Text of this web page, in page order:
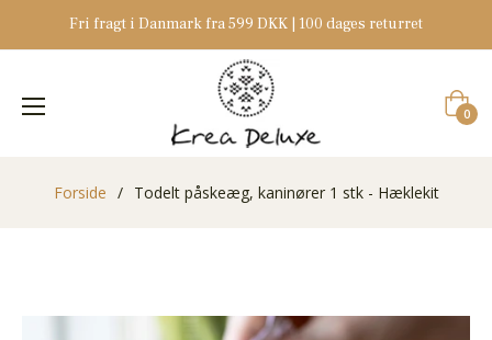
Fri fragt i Danmark fra 599 DKK | 100 dages returret
0
Forside / Todelt påskeæg, kaninører 1 stk - Hæklekit